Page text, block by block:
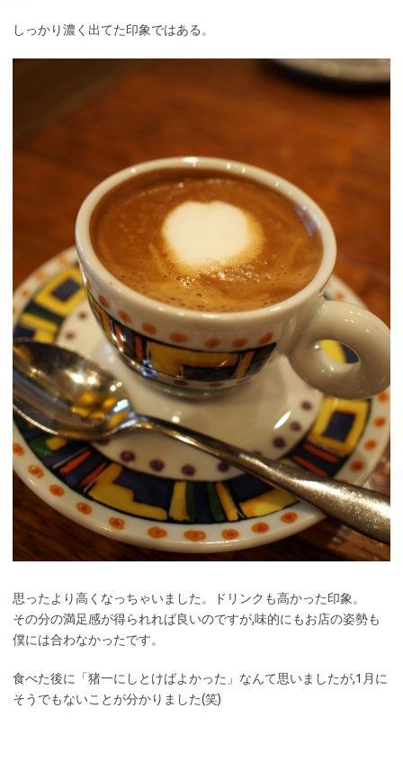
しっかり濃く出てた印象ではある。
思ったより高くなっちゃいました。ドリンクも高かった印象。
その分の満足感が得られれば良いのですが,味的にもお店の姿勢も
僕には合わなかったです。
食べた後に「猪一にしとけばよかった」なんて思いましたが,1月に
そうでもないことが分かりました(笑)